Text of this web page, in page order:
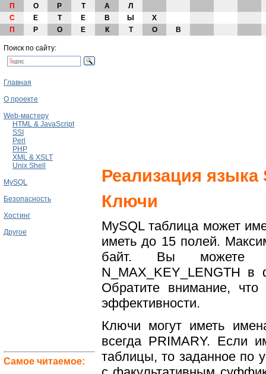
П О Р Т А
Л
С
Е Т Е В Ы
Х
П
Р О Е К Т О В
Поиск по сайту:
Главная
О проекте
Web-мастеру
HTML & JavaScript
SSI
Perl
PHP
XML & XSLT
Unix Shell
MySQL
Безопасность
Хостинг
Другое
Самое читаемое:
Реализация
Ключи
MySQL таблица может
иметь до 15 полей.
байт. Вы можете
N_MAX_KEY_LENGTH в
Обратите внимание,
эффективности.
Ключи могут иметь
всегда PRIMARY. Если
таблицы, то заданное по